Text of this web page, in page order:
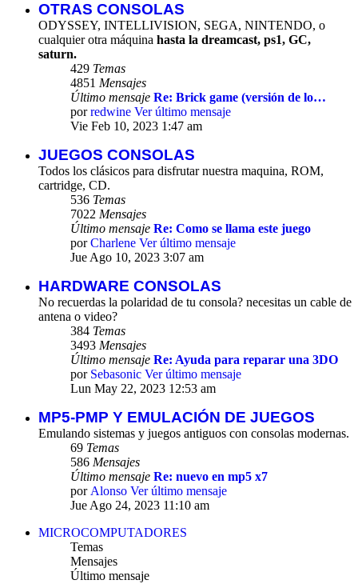
OTRAS CONSOLAS
ODYSSEY, INTELLIVISION, SEGA, NINTENDO, o
cualquier otra máquina hasta la dreamcast, ps1, GC,
saturn.
429 Temas
4851 Mensajes
Último mensaje Re: Brick game (versión de lo…
porredwine Ver último mensaje
Vie Feb 10, 2023 1:47 am
JUEGOS CONSOLAS
Todos los clásicos para disfrutar nuestra maquina, ROM,
cartridge, CD.
536 Temas
7022 Mensajes
Último mensaje Re: Como se llama este juego
porCharlene Ver último mensaje
Jue Ago 10, 2023 3:07 am
HARDWARE CONSOLAS
No recuerdas la polaridad de tu consola? necesitas un cable de
antena o video?
384 Temas
3493 Mensajes
Último mensaje Re: Ayuda para reparar una 3DO
por Sebasonic Ver último mensaje
Lun May 22, 2023 12:53 am
MP5-PMP Y EMULACIÓN DE JUEGOS
Emulando sistemas y juegos antiguos con consolas modernas.
69 Temas
586 Mensajes
Último mensaje Re: nuevo en mp5 x7
porAlonso Ver último mensaje
Jue Ago 24, 2023 11:10 am
MICROCOMPUTADORES
Temas
Mensajes
Último mensaje